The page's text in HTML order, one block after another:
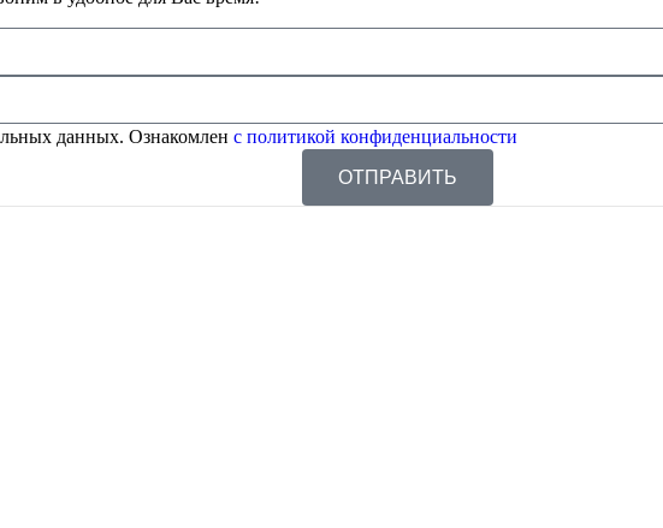
данных. Ознакомлен с политикой конфиденциальности
ОТПРАВИТЬ